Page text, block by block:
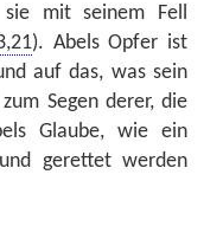
mit seinem Fell
). Abels Opfer ist
auf das, was sein
Segen derer, die
Glaube, wie ein
gerettet werden